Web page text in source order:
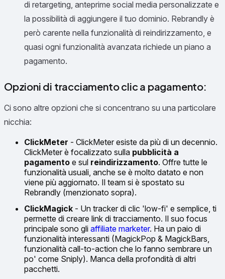
di retargeting, anteprime social media personalizzate e
la possibilità di aggiungere il tuo dominio. Rebrandly è
però carente nella funzionalità di reindirizzamento, e
quasi ogni funzionalità avanzata richiede un piano a
pagamento.
Opzioni di tracciamento clic a pagamento:
Ci sono altre opzioni che si concentrano su una particolare
nicchia:
ClickMeter - ClickMeter esiste da più di un decennio.
ClickMeter è focalizzato sulla pubblicità a
pagamento e sul reindirizzamento. Offre tutte le
funzionalità usuali, anche se è molto datato e non
viene più aggiornato. Il team si è spostato su
Rebrandly (menzionato sopra).
ClickMagick - Un tracker di clic 'low-fi' e semplice, ti
permette di creare link di tracciamento. Il suo focus
principale sono gli affiliate marketer. Ha un paio di
funzionalità interessanti (MagickPop & MagickBars,
funzionalità call-to-action che lo fanno sembrare un
po' come Sniply). Manca della profondità di altri
pacchetti.